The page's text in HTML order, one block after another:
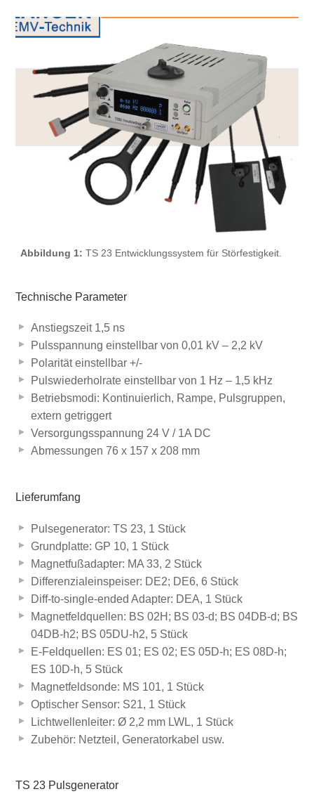
Abbildung 1: TS 23 Entwicklungssystem für Störfestigkeit.
Technische Parameter
Anstiegszeit 1,5 ns
Pulsspannung einstellbar von 0,01 kV – 2,2 kV
Polarität einstellbar +/-
Pulswiederholrate einstellbar von 1 Hz – 1,5 kHz
Betriebsmodi: Kontinuierlich, Rampe, Pulsgruppen,
extern getriggert
Versorgungsspannung 24 V / 1A DC
Abmessungen 76 x 157 x 208 mm
Lieferumfang
Pulsegenerator: TS 23, 1 Stück
Grundplatte: GP 10, 1 Stück
Magnetfußadapter: MA 33, 2 Stück
Differenzialeinspeiser: DE2; DE6, 6 Stück
Diff-to-single-ended Adapter: DEA, 1 Stück
Magnetfeldquellen: BS 02H; BS 03-d; BS 04DB-d; BS
04DB-h2; BS 05DU-h2, 5 Stück
E-Feldquellen: ES 01; ES 02; ES 05D-h; ES 08D-h;
ES 10D-h, 5 Stück
Magnetfeldsonde: MS 101, 1 Stück
Optischer Sensor: S21, 1 Stück
Lichtwellenleiter: Ø 2,2 mm LWL, 1 Stück
Zubehör: Netzteil, Generatorkabel usw.
TS 23 Pulsgenerator